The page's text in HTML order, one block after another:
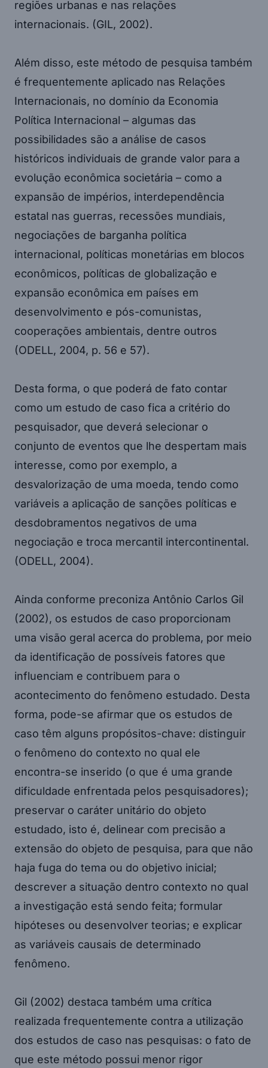
regiões urbanas e nas relações
internacionais. (GIL, 2002).
Além disso, este método de pesquisa também
é frequentemente aplicado nas Relações
Internacionais, no domínio da Economia
Política Internacional – algumas das
possibilidades são a análise de casos
históricos individuais de grande valor para a
evolução econômica societária – como a
expansão de impérios, interdependência
estatal nas guerras, recessões mundiais,
negociações de barganha política
internacional, políticas monetárias em blocos
econômicos, políticas de globalização e
expansão econômica em países em
desenvolvimento e pós-comunistas,
cooperações ambientais, dentre outros
(ODELL, 2004, p. 56 e 57).
Desta forma, o que poderá de fato contar
como um estudo de caso fica a critério do
pesquisador, que deverá selecionar o
conjunto de eventos que lhe despertam mais
interesse, como por exemplo, a
desvalorização de uma moeda, tendo como
variáveis a aplicação de sanções políticas e
desdobramentos negativos de uma
negociação e troca mercantil intercontinental.
(ODELL, 2004).
Ainda conforme preconiza Antônio Carlos Gil
(2002), os estudos de caso proporcionam
uma visão geral acerca do problema, por meio
da identificação de possíveis fatores que
influenciam e contribuem para o
acontecimento do fenômeno estudado. Desta
forma, pode-se afirmar que os estudos de
caso têm alguns propósitos-chave: distinguir
o fenômeno do contexto no qual ele
encontra-se inserido (o que é uma grande
dificuldade enfrentada pelos pesquisadores);
preservar o caráter unitário do objeto
estudado, isto é, delinear com precisão a
extensão do objeto de pesquisa, para que não
haja fuga do tema ou do objetivo inicial;
descrever a situação dentro contexto no qual
a investigação está sendo feita; formular
hipóteses ou desenvolver teorias; e explicar
as variáveis causais de determinado
fenômeno.
Gil (2002) destaca também uma crítica
realizada frequentemente contra a utilização
dos estudos de caso nas pesquisas: o fato de
que este método possui menor rigor